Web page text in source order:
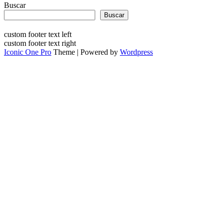
Buscar
Buscar
custom footer text left
custom footer text right
Iconic One Pro Theme | Powered by Wordpress